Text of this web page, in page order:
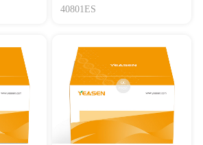
Lipo3000转染试剂
40801ES